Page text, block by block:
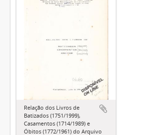
Relação dos Livros de
Batizados (1751/1999),
Casamentos (1714/1989) e
Óbitos (1772/1961) do Arquivo